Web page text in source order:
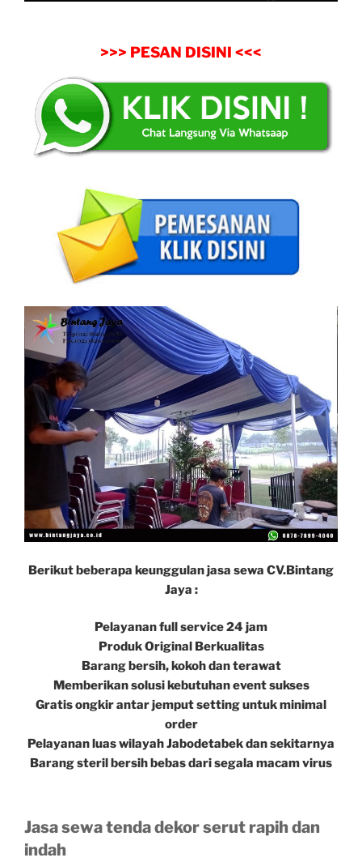
>>> PESAN DISINI <<<
Berikut beberapa keunggulan jasa sewa CV.Bintang
Jaya :
Pelayanan full service 24 jam
Produk Original Berkualitas
Barang bersih, kokoh dan terawat
Memberikan solusi kebutuhan event sukses
Gratis ongkir antar jemput setting untuk minimal
order
Pelayanan luas wilayah Jabodetabek dan sekitarnya
Barang steril bersih bebas dari segala macam virus
Jasa sewa tenda dekor serut rapih dan
indah